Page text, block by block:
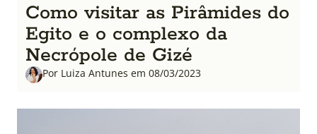
Como visitar as Pirâmides do
Egito e o complexo da
Necrópole de Gizé
Por Luiza Antunes em 08/03/2023